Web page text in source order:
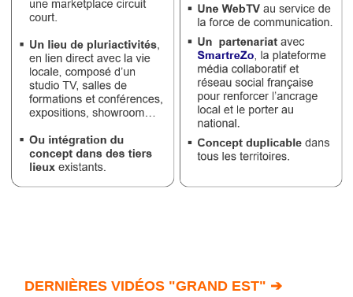
DERNIÈRES VIDÉOS "GRAND EST" ➔